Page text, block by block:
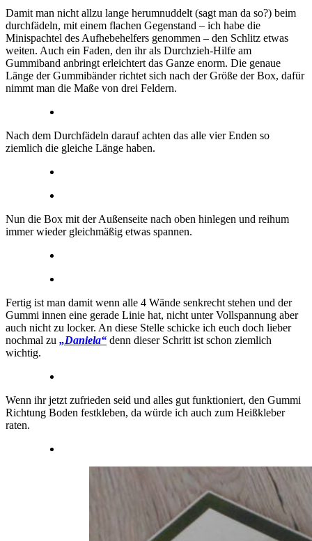
Damit man nicht allzu lange herumnuddelt (sagt man da so?) beim
durchfädeln, mit einem flachen Gegenstand – ich habe die
Minispachtel des Aufhebehelfers genommen – den Schlitz etwas
weiten. Auch ein Faden, den ihr als Durchzieh-Hilfe am
Gummiband anbringt erleichtert das Ganze enorm. Die genaue
Länge der Gummibänder richtet sich nach der Größe der Box, dafür
nimmt man die Maße von drei Feldern.
Nach dem Durchfädeln darauf achten das alle vier Enden so
ziemlich die gleiche Länge haben.
Nun die Box mit der Außenseite nach oben hinlegen und reihum
immer wieder gleichmäßig etwas spannen.
Fertig ist man damit wenn alle 4 Wände senkrecht stehen und der
Gummi innen eine gerade Linie hat, nicht unter Vollspannung aber
auch nicht zu locker. An diese Stelle schicke ich euch doch lieber
nochmal zu „Daniela“ denn dieser Schritt ist schon ziemlich
wichtig.
Wenn ihr jetzt zufrieden seid und alles gut funktioniert, den Gummi
Richtung Boden festkleben, da würde ich auch zum Heißkleber
raten.